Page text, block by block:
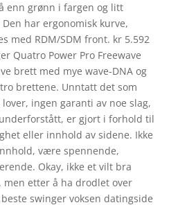
enn grønn i fargen og litt
har ergonomisk kurve,
med RDM/SDM front. kr 5.592
Quatro Power Pro Freewave
brett med mye wave-DNA og
brettene. Unntatt det som
ingen garanti av noe slag,
er gjort i forhold til
eller innhold av sidene. Ikke
være spennende,
Okay, ikke et vilt bra
men etter å ha drodlet over
swinger voksen datingside